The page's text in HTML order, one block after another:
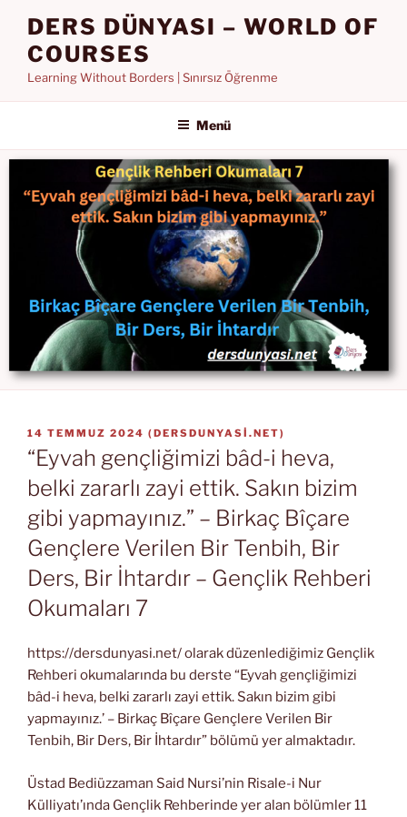
DERS DÜNYASI – WORLD OF
COURSES
Learning Without Borders | Sınırsız Öğrenme
Menü
YAYIM
TARIHI
14 TEMMUZ 2024 (DERSDUNYASI.NET)
“Eyvah gençliğimizi bâd-i heva,
belki zararlı zayi ettik. Sakın bizim
gibi yapmayınız.” – Birkaç Bîçare
Gençlere Verilen Bir Tenbih, Bir
Ders, Bir İhtardır – Gençlik Rehberi
Okumaları 7
https://dersdunyasi.net/ olarak düzenlediğimiz Gençlik
Rehberi okumalarında bu derste “Eyvah gençliğimizi
bâd-i heva, belki zararlı zayi ettik. Sakın bizim gibi
yapmayınız.’ – Birkaç Bîçare Gençlere Verilen Bir
Tenbih, Bir Ders, Bir İhtardır” bölümü yer almaktadır.
Üstad Bediüzzaman Said Nursi’nin Risale-i Nur
Külliyatı’ında Gençlik Rehberinde yer alan bölümler 11